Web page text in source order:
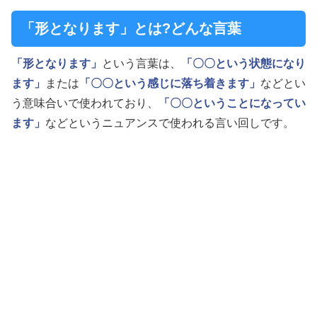
「形となります」とは?どんな言葉
「形となります」 という言葉は、
「〇〇という状態になり
ます」
または 「〇〇という感じに落ち着きます」 などとい
う意味合いで使われており、
「〇〇ということになってい
ます」 などというニュアンスで使われる言い回しです。